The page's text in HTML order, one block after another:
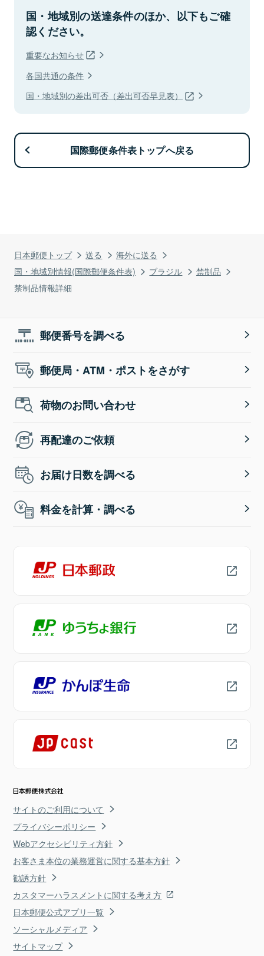
日本郵便トップ 送る
海外に送る
国・地域別情報(国際郵便条件表)
ブラジル
禁制品
禁制品情報詳細
国・地域別の送達条件のほか、以下もご確
認ください。
重要なお知らせ
各国共通の条件
国・地域別の差出可否（差出可否早見表）
国際郵便条件表トップへ戻る
郵便番号を調べる
郵便局・ATM・ポストをさがす
荷物のお問い合わせ
再配達のご依頼
お届け日数を調べる
料金を計算・調べる
サイトのご利用について
プライバシーポリシー
Webアクセシビリティ方針
お客さま本位の業務運営に関する基本方針
勧誘方針
カスタマーハラスメントに関する考え方
日本郵便公式アプリ一覧
ソーシャルメディア
サイトマップ